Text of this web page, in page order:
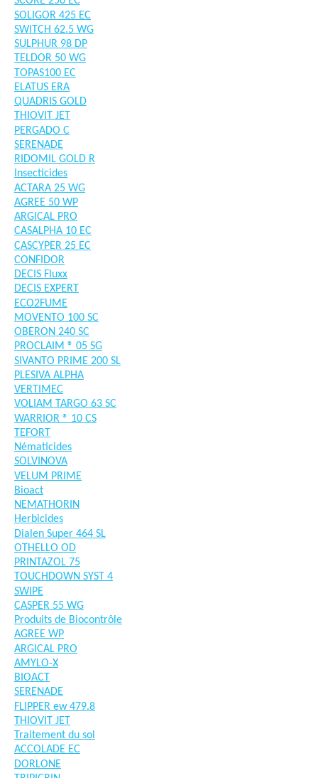
SOLIGOR 425 EC
SWITCH 62.5 WG
SULPHUR 98 DP
TELDOR 50 WG
TOPAS100 EC
ELATUS ERA
QUADRIS GOLD
THIOVIT JET
PERGADO C
SERENADE
RIDOMIL GOLD R
Insecticides
ACTARA 25 WG
AGREE 50 WP
ARGICAL PRO
CASALPHA 10 EC
CASCYPER 25 EC
CONFIDOR
DECIS Fluxx
DECIS EXPERT
ECO2FUME
MOVENTO 100 SC
OBERON 240 SC
PROCLAIM ® 05 SG
SIVANTO PRIME 200 SL
PLESIVA ALPHA
VERTIMEC
VOLIAM TARGO 63 SC
WARRIOR ® 10 CS
TEFORT
Nématicides
SOLVINOVA
VELUM PRIME
Bioact
NEMATHORIN
Herbicides
Dialen Super 464 SL
OTHELLO OD
PRINTAZOL 75
TOUCHDOWN SYST 4
SWIPE
CASPER 55 WG
Produits de Biocontrôle
AGREE WP
ARGICAL PRO
AMYLO-X
BIOACT
SERENADE
FLIPPER ew 479.8
THIOVIT JET
Traitement du sol
ACCOLADE EC
DORLONE